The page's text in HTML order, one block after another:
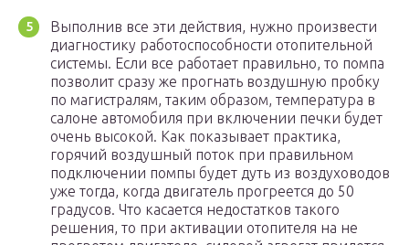
Выполнив все эти действия, нужно произвести
диагностику работоспособности отопительной
системы. Если все работает правильно, то помпа
позволит сразу же прогнать воздушную пробку
по магистралям, таким образом, температура в
салоне автомобиля при включении печки будет
очень высокой. Как показывает практика,
горячий воздушный поток при правильном
подключении помпы будет дуть из воздуховодов
уже тогда, когда двигатель прогреется до 50
градусов. Что касается недостатков такого
решения, то при активации отопителя на не